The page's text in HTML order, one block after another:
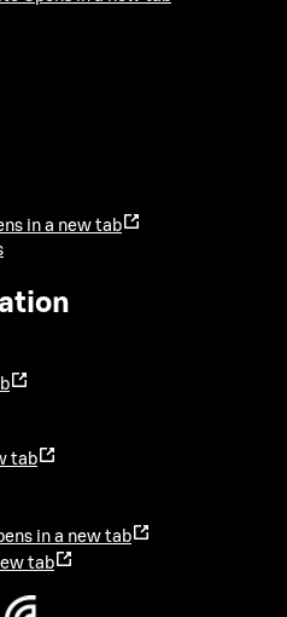
in a new tab
tab
in a new tab
tab